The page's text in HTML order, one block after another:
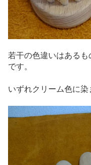
若干の色違いはある
です。
いずれクリーム色に染